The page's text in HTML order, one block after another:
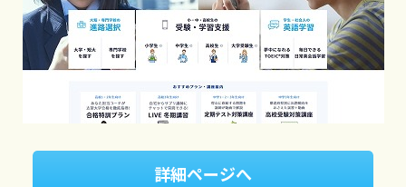
詳細ページへ